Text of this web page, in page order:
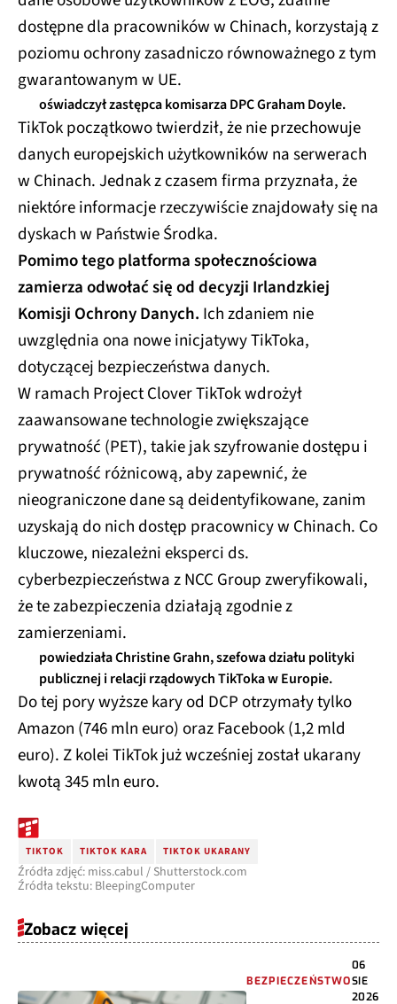
dostępne dla pracowników w Chinach, korzystają z
poziomu ochrony zasadniczo równoważnego z tym
gwarantowanym w UE.
oświadczył zastępca komisarza DPC Graham Doyle.
TikTok początkowo twierdził, że nie przechowuje
danych europejskich użytkowników na serwerach
w Chinach. Jednak z czasem firma przyznała, że
niektóre informacje rzeczywiście znajdowały się na
dyskach w Państwie Środka.
Pomimo tego platforma społecznościowa
zamierza odwołać się od decyzji Irlandzkiej
Komisji Ochrony Danych. Ich zdaniem nie
uwzględnia ona nowe inicjatywy TikToka,
dotyczącej bezpieczeństwa danych.
W ramach Project Clover TikTok wdrożył
zaawansowane technologie zwiększające
prywatność (PET), takie jak szyfrowanie dostępu i
prywatność różnicową, aby zapewnić, że
nieograniczone dane są deidentyfikowane, zanim
uzyskają do nich dostęp pracownicy w Chinach. Co
kluczowe, niezależni eksperci ds.
cyberbezpieczeństwa z NCC Group zweryfikowali,
że te zabezpieczenia działają zgodnie z
zamierzeniami.
powiedziała Christine Grahn, szefowa działu polityki
publicznej i relacji rządowych TikToka w Europie.
Do tej pory wyższe kary od DCP otrzymały tylko
Amazon (746 mln euro) oraz Facebook (1,2 mld
euro). Z kolei TikTok już wcześniej został ukarany
kwotą 345 mln euro.
TIKTOK TIKTOK KARA TIKTOK UKARANY
Źródła zdjęć: miss.cabul / Shutterstock.com
Źródła tekstu: BleepingComputer
Zobacz więcej
BEZPIECZEŃSTWO
06
SIE
2026